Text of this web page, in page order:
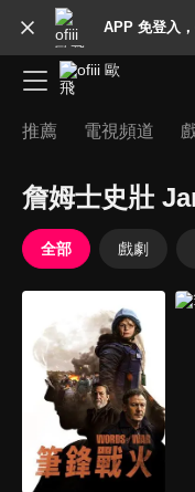
APP 免登入
推薦 電視頻道
詹姆士史壯
全部 戲劇